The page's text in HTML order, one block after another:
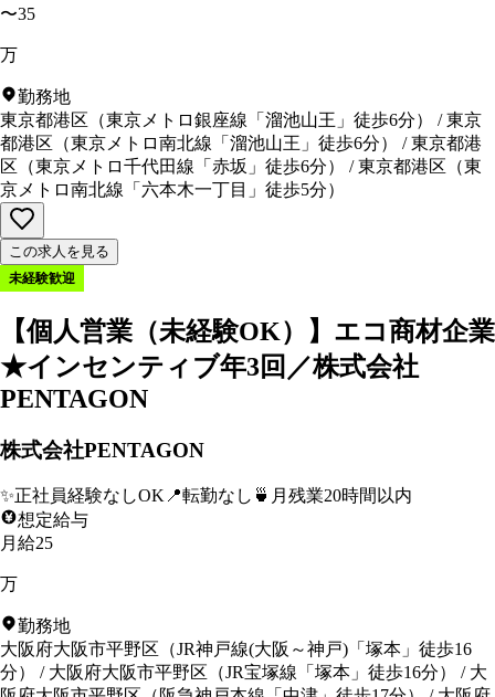
〜35
万
勤務地
東京都港区 （東京メトロ銀座線「溜池山王」徒歩6分） /東京
都港区 （東京メトロ南北線「溜池山王」徒歩6分） /東京都港
区 （東京メトロ千代田線「赤坂」徒歩6分） /東京都港区 （東
京メトロ南北線「六本木一丁目」徒歩5分）
この求人を見る
未経験歓迎
【個人営業（未経験OK）】エコ商材企業
★インセンティブ年3回／株式会社
PENTAGON
株式会社PENTAGON
✨正社員経験なしOK📍転勤なし 🍵 月残業20時間以内
想定給与
月給25
万
勤務地
大阪府大阪市平野区
（JR神戸線(大阪～神戸)「塚本」徒歩16
分） / 大阪府大阪市平野区 （JR宝塚線「塚本」徒歩16分） / 大